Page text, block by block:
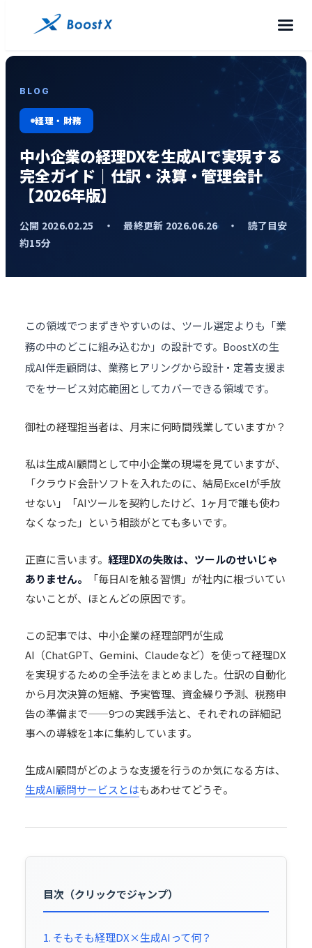
BLOG
経理・財務
中小企業の経理DXを生成AIで実現する
完全ガイド｜仕訳・決算・管理会計
【2026年版】
公開 2026.02.25 ・ 最終更新 2026.06.26 ・ 読了目安
約15分
この領域でつまずきやすいのは、ツール選定よりも「業
務の中のどこに組み込むか」の設計です。BoostXの生
成AI伴走顧問は、業務ヒアリングから設計・定着支援ま
でをサービス対応範囲としてカバーできる領域です。
御社の経理担当者は、月末に何時間残業していますか？
私は生成AI顧問として中小企業の現場を見ていますが、
「クラウド会計ソフトを入れたのに、結局Excelが手放
せない」「AIツールを契約したけど、1ヶ月で誰も使わ
なくなった」という相談がとても多いです。
正直に言います。 経理DXの失敗は、ツールのせいじゃ
ありません。
「毎日AIを触る習慣」が社内に根づいてい
ないことが、ほとんどの原因です。
この記事では、中小企業の経理部門が生成
AI（ChatGPT、Gemini、Claudeなど）を使って経理DX
を実現するための全手法をまとめました。仕訳の自動化
から月次決算の短縮、予実管理、資金繰り予測、税務申
告の準備まで——9つの実践手法と、それぞれの詳細記
事への導線を1本に集約しています。
生成AI顧問がどのような支援を行うのか気になる方は、
生成AI顧問サービスとはもあわせてどうぞ。
目次（クリックでジャンプ）
1. そもそも経理DX×生成AIって何？